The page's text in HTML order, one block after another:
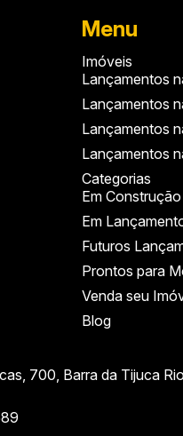
Menu
Imóveis
Lançamentos
Lançamentos
Lançamentos
Lançamentos
Categorias
Em Construção
Em
Futuros
Prontos para
Venda seu
Blog
700, Barra da Tijuca